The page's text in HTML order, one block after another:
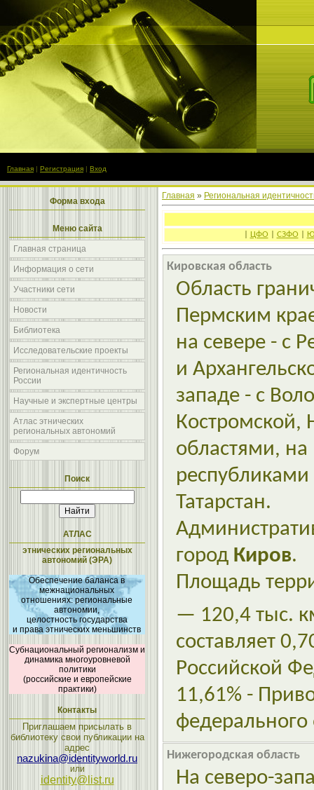
Главная | Регистрация | Вход
Форма входа
Меню сайта
Главная страница
Информация о сети
Участники сети
Новости
Библиотека
Исследовательские проекты
Региональная идентичность
России
Научные и экспертные центры
Атлас этнических
региональных автономий
Форум
Поиск
АТЛАС
этнических региональных
автономий (ЭРА)
Обеспечение баланса в
межнациональных
отношениях: региональные
автономии,
целостность государства
и права этнических меньшинств
Субнациональный регионализм и
динамика многоуровневой
политики
(российские и европейские
практики)
Контакты
Приглашаем присылать в
библиотеку свои публикации на
адрес
nazukina@identityworld.ru
или
identity@list.ru
Главная » Региональная
ЦФО СЗФО
Кировская область
Область
Пермским
на севере - с
и
западе - с
Костромской,
областями, на
Татарстан.
город Киров.
Площадь
— 120,4 тыс.
составляет
Российской
11,61% -
федерального
Нижегородская область
На северо-